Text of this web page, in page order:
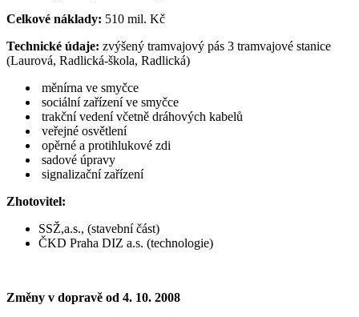
Celkové náklady: 510 mil. Kč
Technické údaje: zvýšený tramvajový pás 3 tramvajové stanice
(Laurová, Radlická-škola, Radlická)
měnírna ve smyčce
sociální zařízení ve smyčce
trakční vedení včetně dráhových kabelů
veřejné osvětlení
opěrné a protihlukové zdi
sadové úpravy
signalizační zařízení
Zhotovitel:
SSŽ,a.s., (stavební část)
ČKD Praha DIZ a.s. (technologie)
Změny v dopravě od 4. 10. 2008